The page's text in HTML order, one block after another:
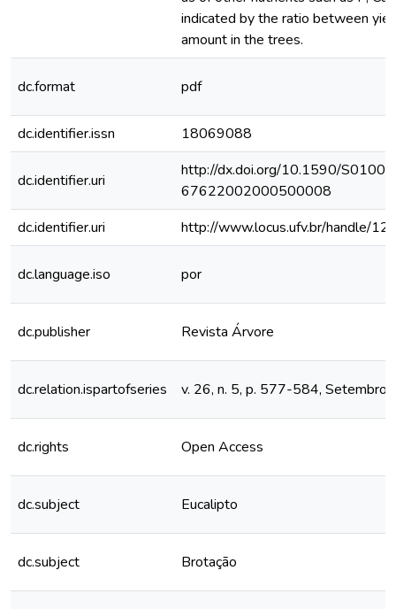
indicated by the ratio between
amount in the trees.
dc.format pdf
dc.identifier.issn 18069088
dc.identifier.uri
http://dx.doi.org/10.1590/S0100-
67622002000500008
dc.identifier.uri
http://www.locus.ufv.br/handle/
dc.language.iso por
dc.publisher Revista Árvore
dc.relation.ispartofseries v. 26, n. 5, p. 577-584,
dc.rights Open Access
dc.subject Eucalipto
dc.subject Brotação